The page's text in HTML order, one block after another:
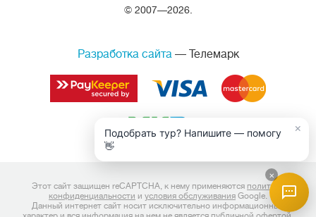
© 2007—2026.
Разработка сайта— Телемарк
Этот сайт защищен reCAPTCHA, к нему применяются политика
конфиденциальности и условия обслуживания Google.
Данный интернет сайт носит исключительно информационный
×
Подобрать тур? Напишите — помогу
👋
×